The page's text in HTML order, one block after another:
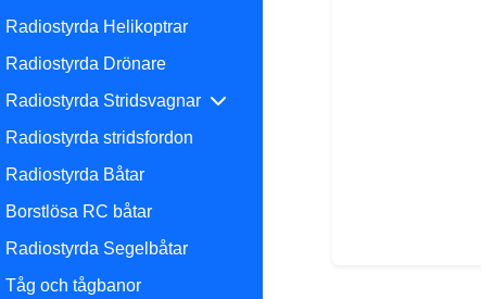
Radiostyrda Helikoptrar
Radiostyrda Drönare
Radiostyrda Stridsvagnar
Radiostyrda stridsfordon
Radiostyrda Båtar
Borstlösa RC båtar
Radiostyrda Segelbåtar
Tåg och tågbanor